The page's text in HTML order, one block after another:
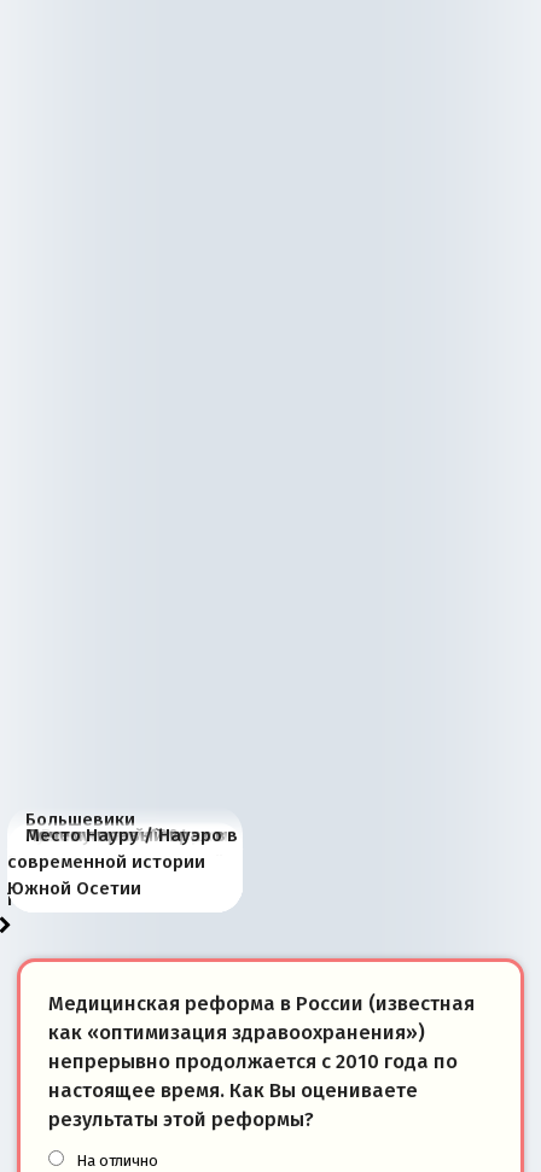
Большевики
отличаются от «Яблока»
тем, что они -
победители
Киевская марионетка
Запада рассказала о
«переобувании» хозяев
В России назрели
перемены: 15 шагов к
суверенной экономике
Миграционный пожар
Европы
Россия начинает
сбрасывать балласт
Анкориджа
Россия зимой 1904
года: первые уступки во
внутренней политике
Русская нация вчера и
сегодня
Почему правый крах в
Варшаве не поможет её
отношениям с Россией?
Место Науру / Науэро в
современной истории
Южной Осетии
Медицинская реформа в России (известная
как «оптимизация здравоохранения»)
непрерывно продолжается с 2010 года по
настоящее время. Как Вы оцениваете
результаты этой реформы?
На отлично